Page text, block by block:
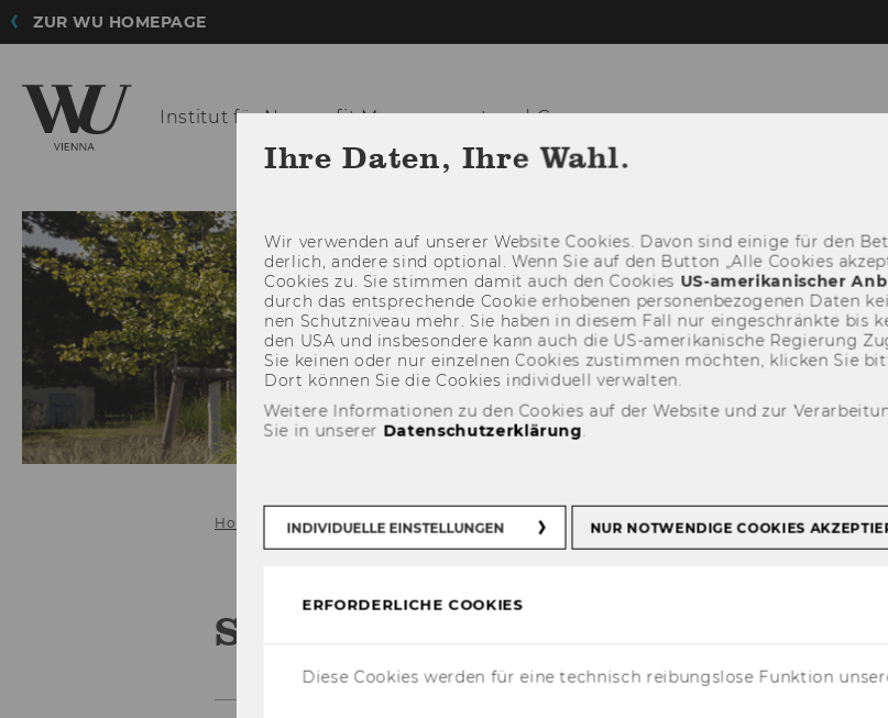
ZUR WU HOMEPAGE
Institut für NonprofitManagement und Governance
Home Kooperationen Social Impact Research Cluster
Social Impact Research Cluster
Ihre Daten, Ihre Wahl.
Wir ver­wen­den auf un­se­rer Web­site Coo­kies. Davon sind ei­ni­ge für den
der­lich, an­de­re sind op­tio­nal. Wenn Sie auf den But­ton „Alle Coo­kies
Coo­kies zu. Sie stim­men damit auch den Coo­kies US-​amerikanischer
durch das ent­spre­chen­de Coo­kie er­ho­be­nen per­so­nen­be­zo­ge­nen Daten
nen Schutz­ni­veau mehr. Sie haben in die­sem Fall nur ein­ge­schränk­te bis
den USA und ins­be­son­de­re kann auch die US-​amerikanische Re­gie­rung
Sie kei­nen oder nur ein­zel­nen Coo­kies zu­stim­men möch­ten, kli­cken Sie
Dort kön­nen Sie die Coo­kies in­di­vi­du­ell ver­wal­ten.
Weitere Informationen zu den Cookies auf der Website und zur
Sie in unserer Datenschutzerklärung
INDIVIDUELLE EINSTELLUNGEN NUR NOTWENDIGE COOKIES
ERFORDERLICHE COOKIES
Diese Cookies werden für eine technisch reibungslose Funktion